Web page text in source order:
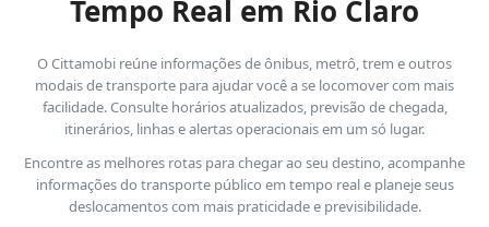
Tempo Real em Rio Claro
O Cittamobi reúne informações de ônibus, metrô, trem e outros
modais de transporte para ajudar você a se locomover com mais
facilidade. Consulte horários atualizados, previsão de chegada,
itinerários, linhas e alertas operacionais em um só lugar.
Encontre as melhores rotas para chegar ao seu destino, acompanhe
informações do transporte público em tempo real e planeje seus
deslocamentos com mais praticidade e previsibilidade.